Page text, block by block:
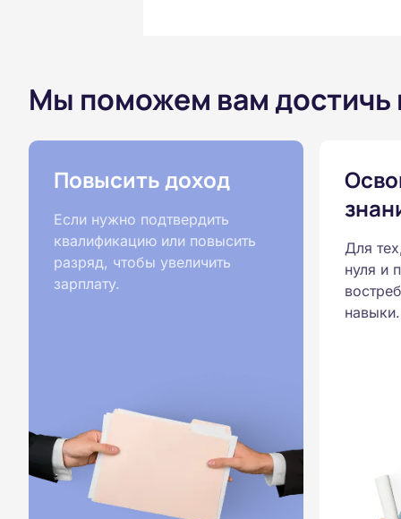
Мы поможем вам достичь
Повысить доход
Если нужно подтвердить
квалификацию или повысить
разряд, чтобы увеличить
зарплату.
Для
нуля и
навыки.